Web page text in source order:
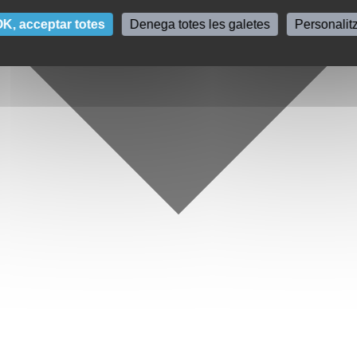
acceptar totes Denega totes les galetes